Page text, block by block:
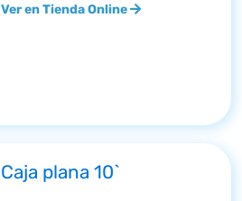
Ver en Tienda Online
Caja plana 10`